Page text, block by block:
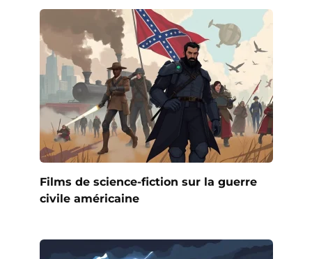
Films de science-fiction sur la guerre
civile américaine